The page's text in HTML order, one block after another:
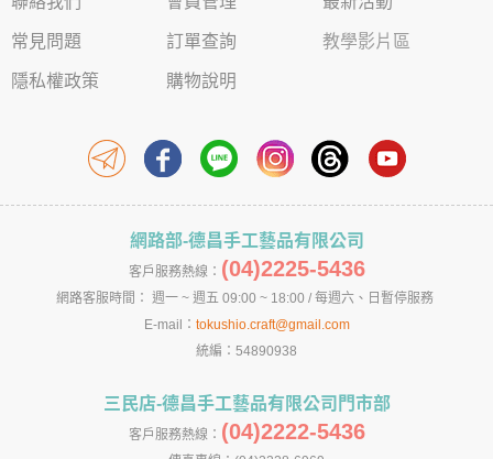
常見問題
隱私權政策
訂單查詢
購物說明
教學影片區
網路部-德昌手工藝品有限公司
客戶服務熱線： (04)2225-5436
網路客服時間： 週一 ~ 週五 09:00 ~ 18:00 / 每週六、日暫停服務
E-mail： tokushio.craft@gmail.com
統編：54890938
三民店-德昌手工藝品有限公司門市部
客戶服務熱線： (04)2222-5436